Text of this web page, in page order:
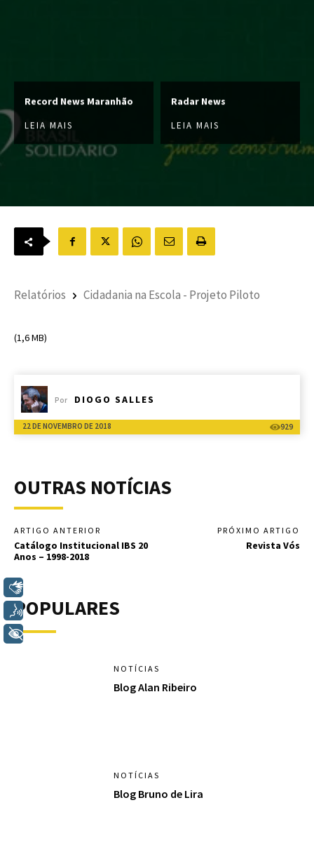
Record News Maranhão
LEIA MAIS
Radar News
LEIA MAIS
Relatórios Cidadania na Escola - Projeto Piloto
(1,6 MB)
Por DIOGO SALLES
22 DE NOVEMBRO DE 2018 929
OUTRAS NOTÍCIAS
ARTIGO ANTERIOR
Catálogo Institucional IBS 20
Anos – 1998-2018
PRÓXIMO ARTIGO
Revista Vós
POPULARES
NOTÍCIAS
Blog Alan Ribeiro
NOTÍCIAS
Blog Bruno de Lira
Voz
+ Acessibilidade